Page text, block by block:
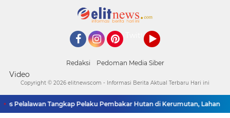
Twitter
Redaksi Pedoman Media Siber
Video
Pelalawan Tangkap Pelaku Pembakar Hutan di Kerumutan, Lahan
Copyright © 2026 elitnewscom - Informasi Berita Aktual Terbaru Hari ini